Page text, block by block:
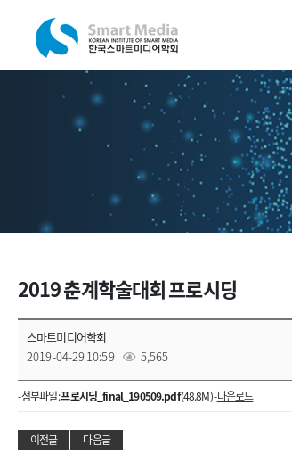
2019 춘계학술대회 프로시딩
스마트미디어학회
2019-04-29 10:59
5,565
- 첨부파일 :프로시딩_final_190509.pdf(48.8M) -다운로드
이전글 다음글